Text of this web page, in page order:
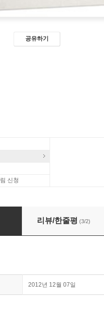
공유하기
신청
그리고 봄 : 블루레이
리뷰/한줄평 (3/2)
2012년 12월 07일